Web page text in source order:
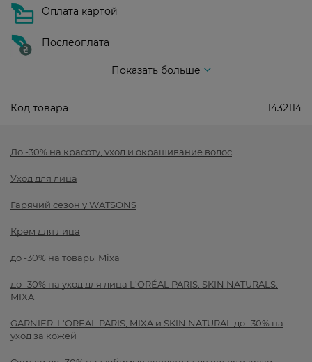
Оплата картой
Послеоплата
Показать больше
Код товара 1432114
До -30% на красоту, уход и окрашивание волос
Уход для лица
Гарячий сезон у WATSONS
Крем для лица
до -30% на товары Mixa
до -30% на уход для лица L'ORÉAL PARIS, SKIN NATURALS,
MIXA
GARNIER, L'OREAL PARIS, MIXA и SKIN NATURAL до -30% на
уход за кожей